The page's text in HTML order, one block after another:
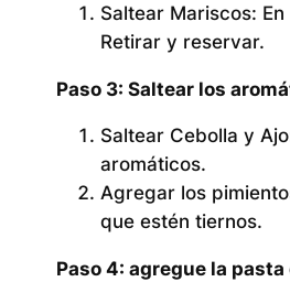
Saltear Mariscos:
Retirar y reservar.
Paso 3: Saltear los
Saltear Cebolla y
aromáticos.
Agregar los
que estén tiernos.
Paso 4: agregue la